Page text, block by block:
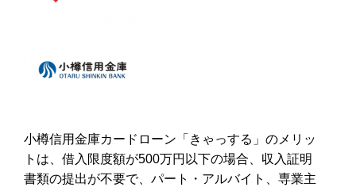
小樽信用金庫カードローン「きゃっする」のメリッ
トは、借入限度額が500万円以下の場合、収入証明
書類の提出が不要で、パート・アルバイト、専業主